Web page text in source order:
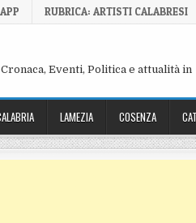
RUBRICA: ARTISTI CALABRESI
Eventi, Politica e attualità in
LAMEZIA COSENZA